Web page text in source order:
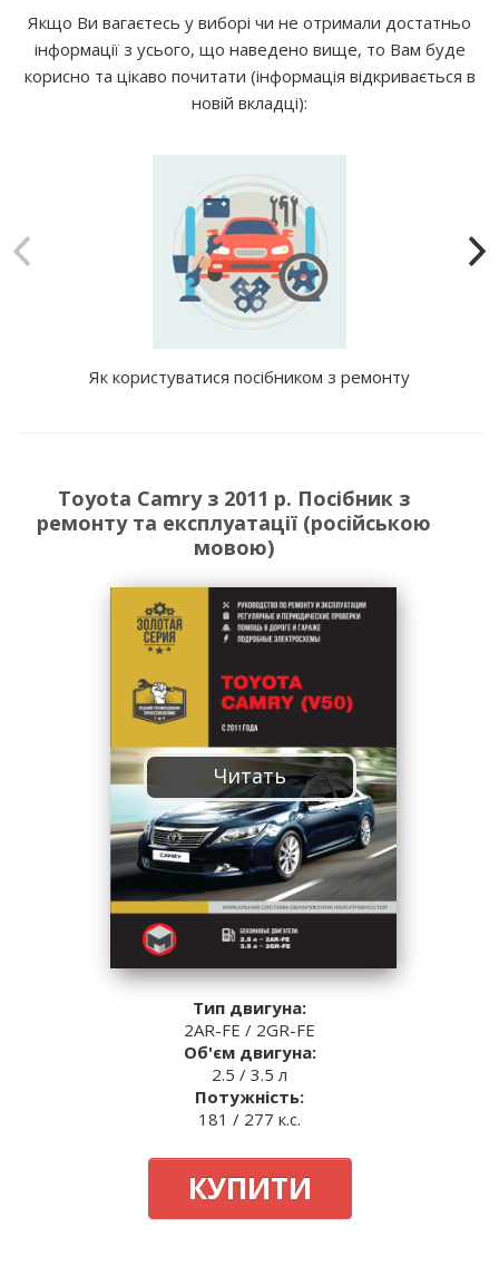
Якщо Ви вагаєтесь у виборі чи не отримали достатньо
інформації з усього, що наведено вище, то Вам буде
корисно та цікаво почитати (інформація відкривається в
новій вкладці):
Як користуватися посібником з ремонту
Toyota Camry з 2011 р. Посібник з
ремонту та експлуатації (російською
мовою)
Читать
Тип двигуна:
2AR-FE / 2GR-FE
Об'єм двигуна:
2.5 / 3.5 л
Потужність:
181 / 277 к.с.
КУПИТИ